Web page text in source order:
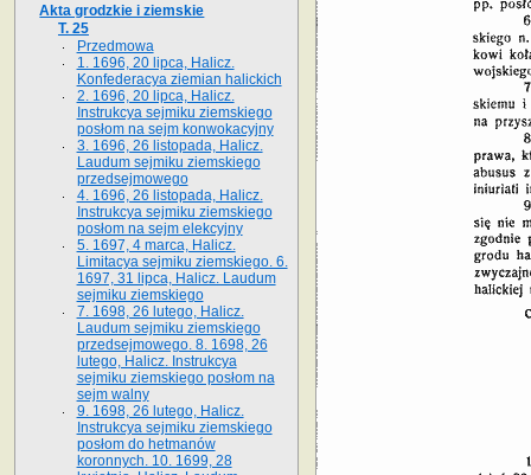
Akta grodzkie i ziemskie
T. 25
Przedmowa
1. 1696, 20 lipca, Halicz.
Konfederacya ziemian halickich
2. 1696, 20 lipca, Halicz.
Instrukcya sejmiku ziemskiego
posłom na sejm konwokacyjny
3. 1696, 26 listopada, Halicz.
Laudum sejmiku ziemskiego
przedsejmowego
4. 1696, 26 listopada, Halicz.
Instrukcya sejmiku ziemskiego
posłom na sejm elekcyjny
5. 1697, 4 marca, Halicz.
Limitacya sejmiku ziemskiego. 6.
1697, 31 lipca, Halicz. Laudum
sejmiku ziemskiego
7. 1698, 26 lutego, Halicz.
Laudum sejmiku ziemskiego
przedsejmowego. 8. 1698, 26
lutego, Halicz. Instrukcya
sejmiku ziemskiego posłom na
sejm walny
9. 1698, 26 lutego, Halicz.
Instrukcya sejmiku ziemskiego
posłom do hetmanów
koronnych. 10. 1699, 28